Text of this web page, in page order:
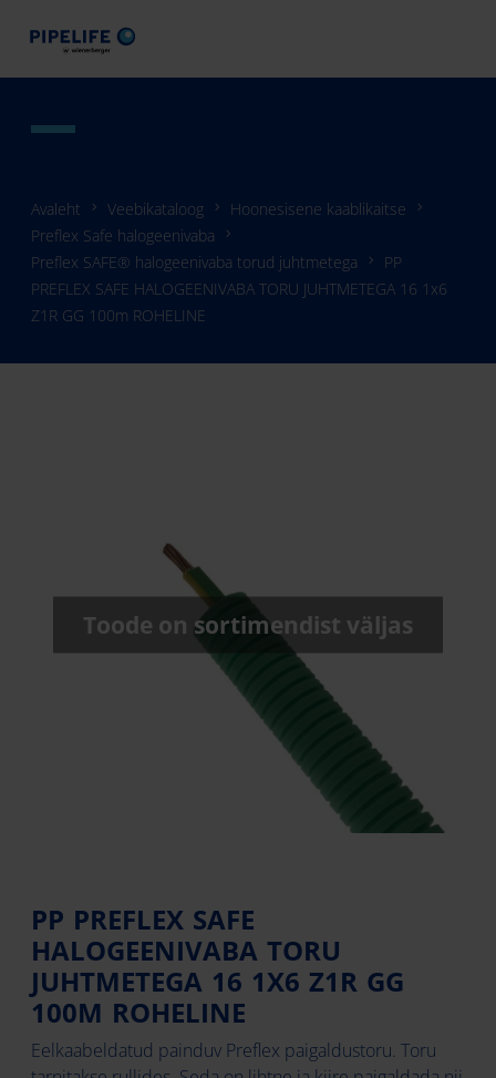
Avaleht Veebikataloog
Hoonesisene kaablikaitse
Preflex Safe halogeenivaba
Preflex SAFE® halogeenivaba torud juhtmetega
PP
PREFLEX SAFE HALOGEENIVABA TORU JUHTMETEGA 16 1x6
Z1R GG 100m ROHELINE
PP PREFLEX SAFE
HALOGEENIVABA TORU
JUHTMETEGA 16 1X6 Z1R GG
100M ROHELINE
Eelkaabeldatud painduv Preflex paigaldustoru. Toru
Toode on sortimendist väljas